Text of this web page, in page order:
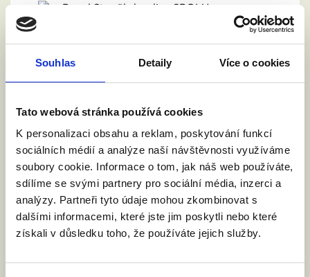
Souhlas Detaily Více o cookies
Tato webová stránka používá cookies
K personalizaci obsahu a reklam, poskytování funkcí
sociálních médií a analýze naší návštěvnosti využíváme
soubory cookie. Informace o tom, jak náš web používáte,
sdílíme se svými partnery pro sociální média, inzerci a
analýzy. Partneři tyto údaje mohou zkombinovat s
dalšími informacemi, které jste jim poskytli nebo které
získali v důsledku toho, že používáte jejich služby.
Pavel Staněk, koalice SPOLU
Hana Masáková, ČSSD
Jana Berkovcová, ANO
... další hosty představíme po potvrzení
ZAPOJTE SE DO DEBATY
Debatu bude moderovat Emma Smetana, ale
zapojit se do ní můžete i vy. Stačí, když
vznesete svůj dotaz v komentářích na
Facebooku nebo zden na našem webu do
#Slido, my ho poté předáme režii. Tak se
nezapomeňte připojit